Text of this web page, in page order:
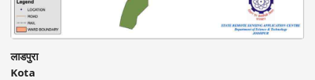
लाडपुरा
Kota